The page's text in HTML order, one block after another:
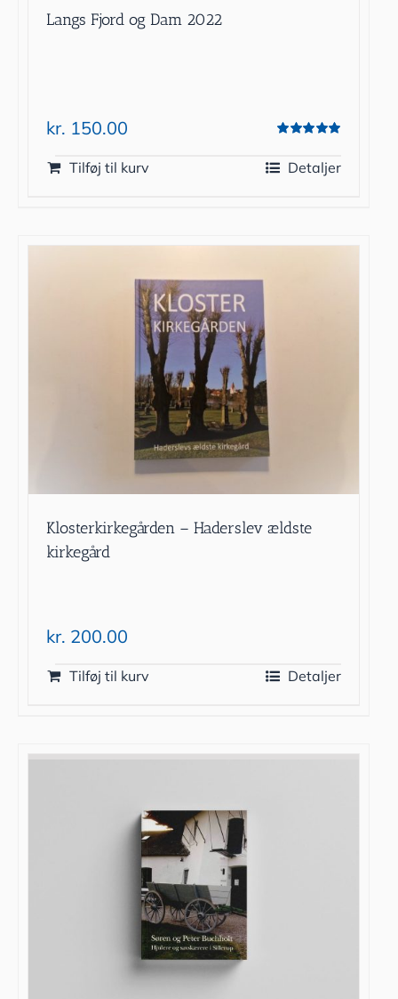
Langs Fjord og Dam 2022
5.00
ud af 5
kr. 150.00
Tilføj til kurv Detaljer
Klosterkirkegården – Haderslev ældste
kirkegård
kr. 200.00
Tilføj til kurv Detaljer